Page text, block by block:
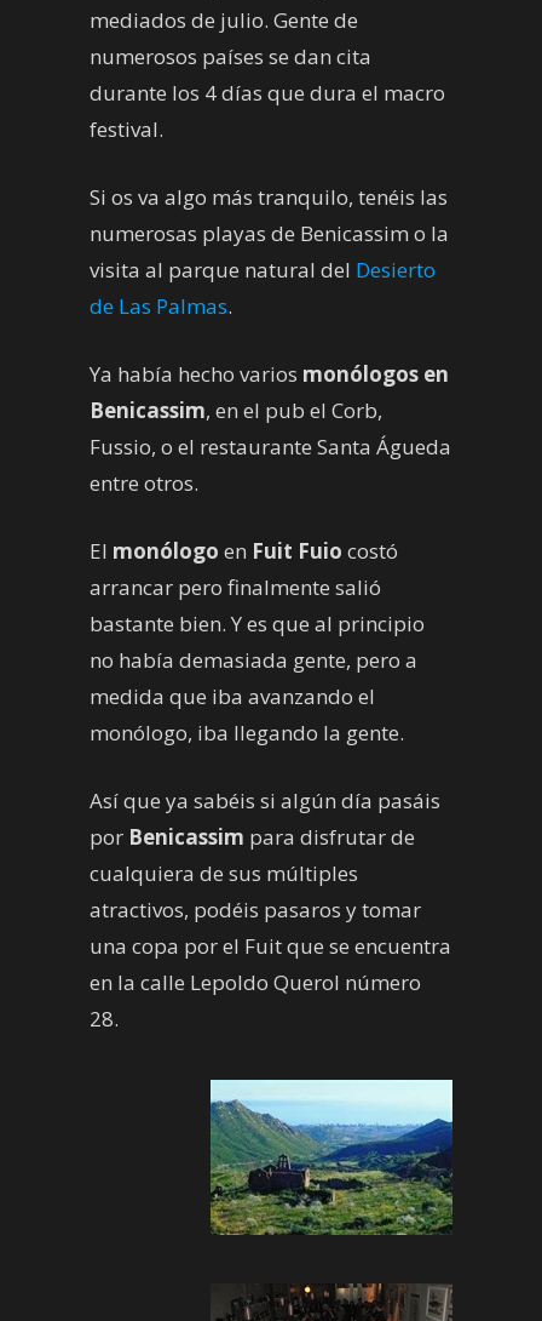
mediados de julio. Gente de
numerosos países se dan cita
durante los 4 días que dura el macro
festival.
Si os va algo más tranquilo, tenéis las
numerosas playas de Benicassim o la
visita al parque natural del Desierto
de Las Palmas.
Ya había hecho varios monólogos en
Benicassim, en el pub el Corb,
Fussio, o el restaurante Santa Águeda
entre otros.
El monólogo en Fuit Fuio costó
arrancar pero finalmente salió
bastante bien. Y es que al principio
no había demasiada gente, pero a
medida que iba avanzando el
monólogo, iba llegando la gente.
Así que ya sabéis si algún día pasáis
por Benicassim para disfrutar de
cualquiera de sus múltiples
atractivos, podéis pasaros y tomar
una copa por el Fuit que se encuentra
en la calle Lepoldo Querol número
28.